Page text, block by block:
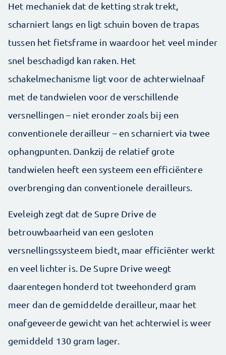
Het mechaniek dat de ketting strak trekt,
scharniert langs en ligt schuin boven de trapas
tussen het fietsframe in waardoor het veel minder
snel beschadigd kan raken. Het
schakelmechanisme ligt voor de achterwielnaaf
met de tandwielen voor de verschillende
versnellingen – niet eronder zoals bij een
conventionele derailleur – en scharniert via twee
ophangpunten. Dankzij de relatief grote
tandwielen heeft een systeem een efficiëntere
overbrenging dan conventionele derailleurs.
Eveleigh zegt dat de Supre Drive de
betrouwbaarheid van een gesloten
versnellingssysteem biedt, maar efficiënter werkt
en veel lichter is. De Supre Drive weegt
daarentegen honderd tot tweehonderd gram
meer dan de gemiddelde derailleur, maar het
onafgeveerde gewicht van het achterwiel is weer
gemiddeld 130 gram lager.